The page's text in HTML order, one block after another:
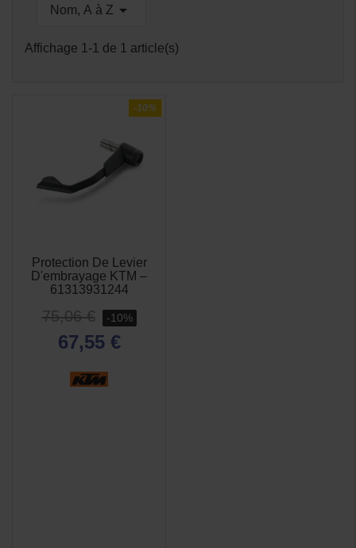
Nom, A à Z 
Affichage 1-1 de 1 article(s)
-10%
Protection De Levier
D'embrayage KTM –
61313931244
75,06 € -10%
67,55 €